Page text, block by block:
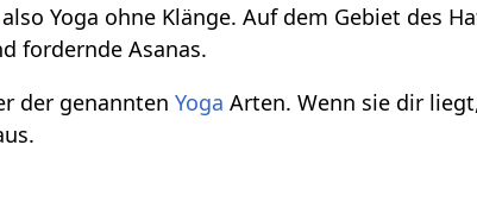
Yoga ohne Klänge. Auf dem Gebiet des
fordernde Asanas.
der genanntenYoga Arten. Wenn sie dir